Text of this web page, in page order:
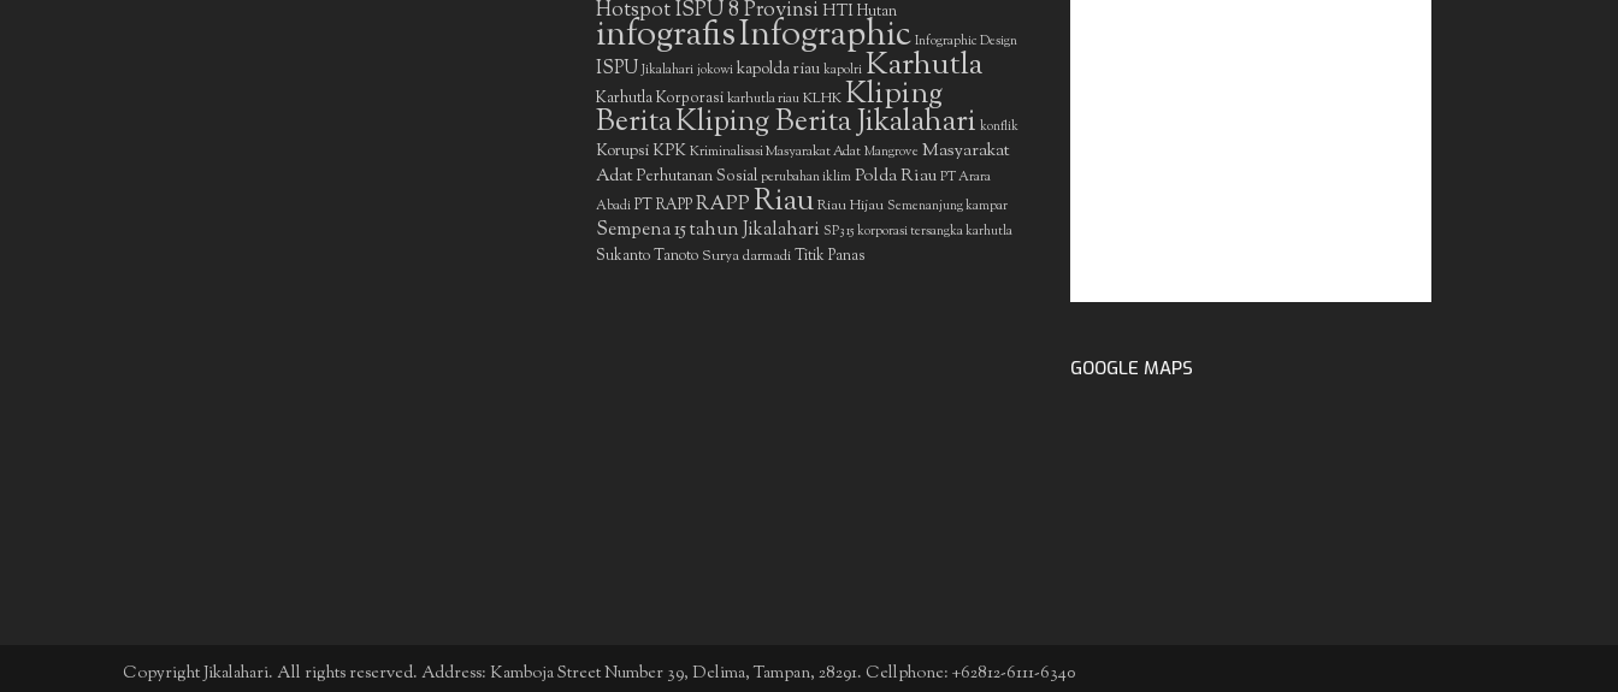
Hotspot ISPU 8 ProvinsiHTIHutan
infografisInfographic Infographic Design
ISPU Jikalahari jokowi kapolda riau kapolri Karhutla
Karhutla Korporasi karhutla riau KLHKKliping
BeritaKliping Berita Jikalahari konflik
Korupsi KPK Kriminalisasi Masyarakat Adat Mangrove Masyarakat
AdatPerhutanan Sosial perubahan iklim Polda Riau PT Arara
Abadi PT RAPPRAPPRiauRiau Hijau Semenanjung kampar
Sempena 15 tahun Jikalahari SP3 15 korporasi tersangka karhutla
Sukanto Tanoto Surya darmadiTitik Panas
GOOGLE MAPS
Copyright Jikalahari. All rights reserved. Address: Kamboja Street Number 39, Delima, Tampan, 28291. Cellphone: +62812-6111-6340